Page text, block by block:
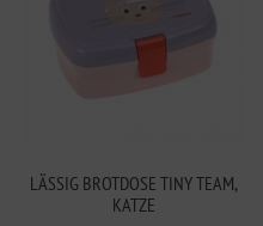
LÄSSIG BROTDOSE TINY TEAM,
KATZE